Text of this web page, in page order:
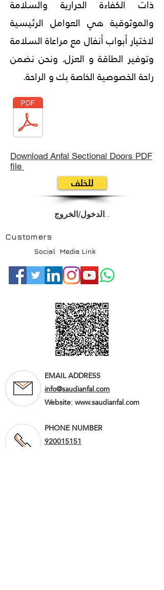
ذات الكفاءة الحرارية والسلامة
والموثوقية هي العوامل الرئيسية
لاختيار أبواب أنفال مع مراعاة السلامة
وتوفير الطاقة و العزل. ونحن نضمن
راحة الخصوصية الخاصة بك و الراحة.
Download Anfal Sectional Doors PDF
file
للخلف
تسجيل الدخول/الخروج
Customers
Social Media Link
EMAIL ADDRESS
info@saudianfal.com
Website:www.saudianfal.com
PHONE NUMBER
920015151